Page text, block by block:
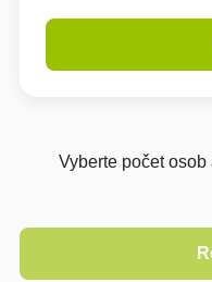
Vyberte počet